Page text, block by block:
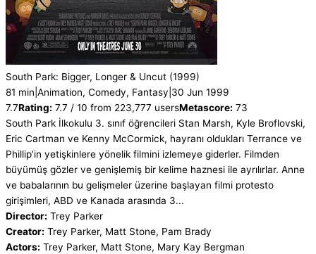
South Park: Bigger, Longer & Uncut (1999)
81 min Animation, Comedy, Fantasy 30 Jun 1999
7.7Rating: 7.7 / 10 from 223,777 usersMetascore: 73
South Park İlkokulu 3. sınıf öğrencileri Stan Marsh, Kyle Broflovski,
Eric Cartman ve Kenny McCormick, hayranı oldukları Terrance ve
Phillip’in yetişkinlere yönelik filmini izlemeye giderler. Filmden
büyümüş gözler ve genişlemiş bir kelime haznesi ile ayrılırlar. Anne
ve babalarının bu gelişmeler üzerine başlayan filmi protesto
girişimleri, ABD ve Kanada arasında 3...
Director: Trey Parker
Creator: Trey Parker, Matt Stone, Pam Brady
Actors: Trey Parker, Matt Stone, Mary Kay Bergman